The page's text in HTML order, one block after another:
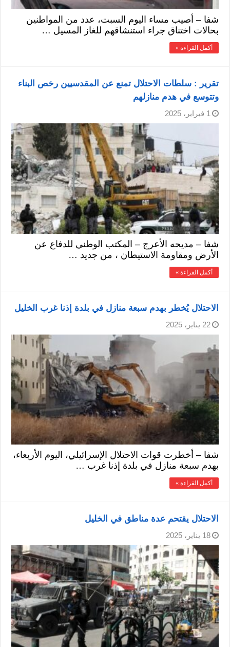
شفا – أصيب مساء اليوم السبت، عدد من المواطنين
بحالات اختناق جراء استنشاقهم للغاز المسيل …
أكمل القراءة »
تقرير : سلطات الاحتلال تمنع عن المقدسيين رخص البناء
وتتوسع في هدم منازلهم
1 فبراير، 2025
شفا – مديحه الأعرج – المكتب الوطني للدفاع عن
الأرض ومقاومة الاستيطان ، من جديد …
أكمل القراءة »
الاحتلال يُخطر بهدم سبعة منازل في بلدة إذنا غرب الخليل
22 يناير، 2025
شفا – أخطرت قوات الاحتلال الإسرائيلي، اليوم الأربعاء،
بهدم سبعة منازل في بلدة إذنا غرب …
أكمل القراءة »
الاحتلال يقتحم عدة مناطق في الخليل
18 يناير، 2025